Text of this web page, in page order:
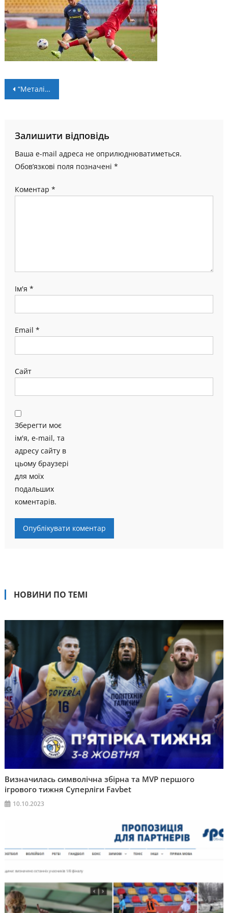
Навігація
“Металіст” – НК “Пробій” – 1:1. Поділили очки в Ужгороді
Залишити відповідь
Ваша e-mail адреса не оприлюднюватиметься.
Обов’язкові поля позначені *
Коментар *
Ім'я *
Email *
Сайт
Зберегти моє
ім'я, e-mail, та
адресу сайту в
цьому браузері
для моїх
подальших
коментарів.
НОВИНИ ПО ТЕМІ
Визначилась символічна збірна та MVP першого
ігрового тижня Суперліги Favbet
10.10.2023